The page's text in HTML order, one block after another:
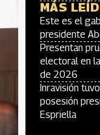
MÁS
Este es el
presidente
Presentan
electoral en
de 2026
Inravisión
posesión
Espriella